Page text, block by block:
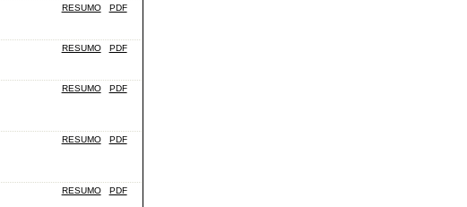
RESUMO PDF
RESUMO PDF
RESUMO PDF
RESUMO PDF
RESUMO PDF